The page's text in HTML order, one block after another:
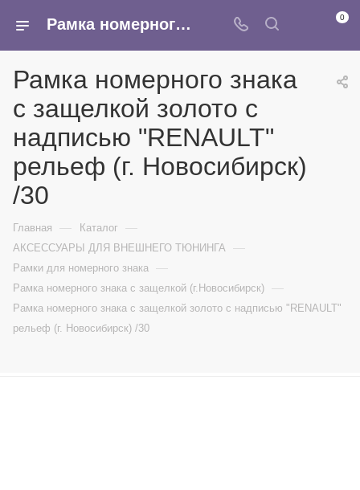
Рамка номерного знака с защелкой золото с надписью "RENAULT" рельеф (г. Новосибирск) /30 - купить в интернет-магазине Армина 0
Рамка номерного знака
с защелкой золото с
надписью "RENAULT"
рельеф (г. Новосибирск)
/30
Главная — Каталог —
АКСЕССУАРЫ ДЛЯ ВНЕШНЕГО ТЮНИНГА —
Рамки для номерного знака —
Рамка номерного знака с защелкой (г.Новосибирск) —
Рамка номерного знака с защелкой золото с надписью "RENAULT"
рельеф (г. Новосибирск) /30